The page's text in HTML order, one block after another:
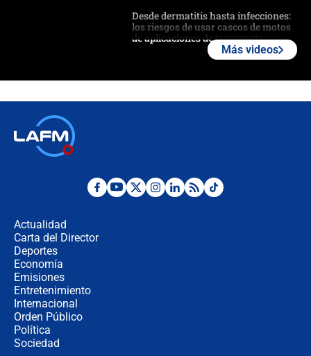
Desde dermatitis hasta infecciones:
los riesgos de usar cascos de motos
de aplicaciones de transporte
Posesión de Abelardo De La Espriella
Más videos
Actualidad
Carta del Director
Deportes
Economía
Emisiones
Entretenimiento
Internacional
Orden Público
Política
Sociedad